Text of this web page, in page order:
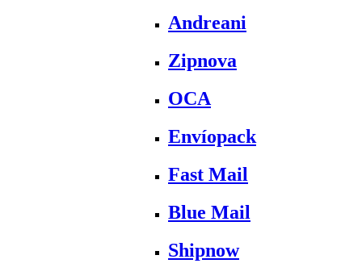
Andreani
Zipnova
OCA
Envíopack
Fast Mail
Blue Mail
Shipnow